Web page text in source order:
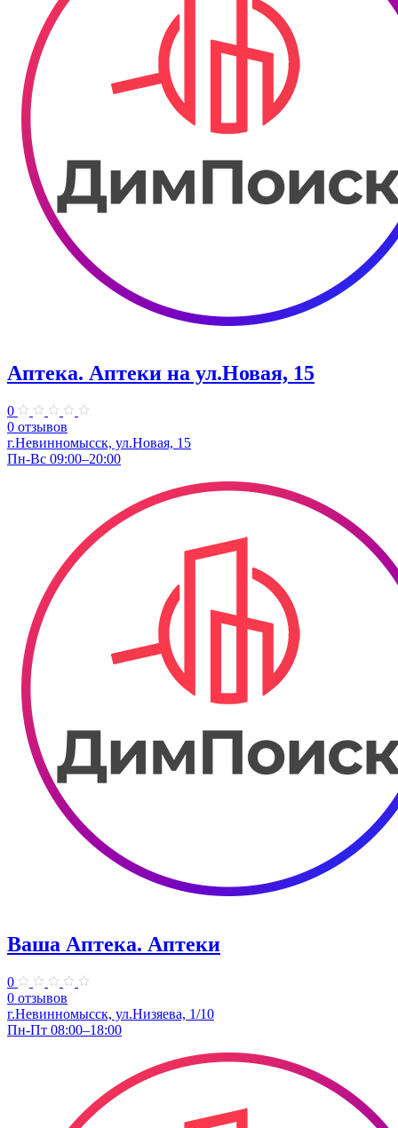
Аптека. Аптеки на ул.Новая, 15
0
0 отзывов
г.Невинномысск, ул.Новая, 15
Пн-Вс 09:00–20:00
Ваша Аптека. Аптеки
0
0 отзывов
г.Невинномысск, ул.Низяева, 1/10
Пн-Пт 08:00–18:00